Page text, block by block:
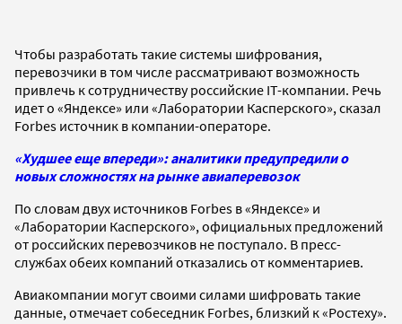
Чтобы разработать такие системы шифрования,
перевозчики в том числе рассматривают возможность
привлечь к сотрудничеству российские IT-компании. Речь
идет о «Яндексе» или «Лаборатории Касперского», сказал
Forbes источник в компании-операторе.
«Худшее еще впереди»: аналитики предупредили о
новых сложностях на рынке авиаперевозок
По словам двух источников Forbes в «Яндексе» и
«Лаборатории Касперского», официальных предложений
от российских перевозчиков не поступало. В пресс-
службах обеих компаний отказались от комментариев.
Авиакомпании могут своими силами шифровать такие
данные, отмечает собеседник Forbes, близкий к «Ростеху».